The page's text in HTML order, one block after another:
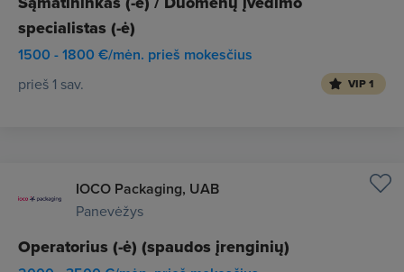
specialistas (-ė)
1500 - 1800 €/mėn. prieš mokesčius
prieš 1 sav. VIP 1
IOCO Packaging, UAB
Panevėžys
Operatorius (-ė) (spaudos įrenginių)